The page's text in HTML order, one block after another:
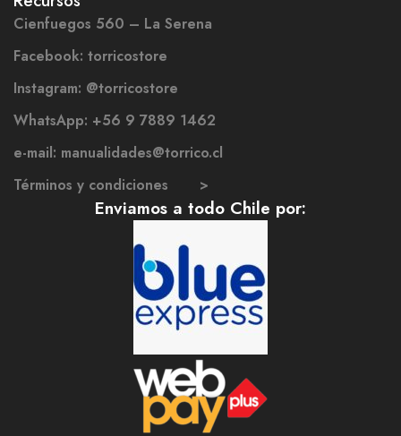
Cienfuegos 560 – La Serena
Facebook: torricostore
Instagram: @torricostore
WhatsApp: +56 9 7889 1462
e-mail: manualidades@torrico.cl
Términos y condiciones >
Enviamos a todo Chile por: